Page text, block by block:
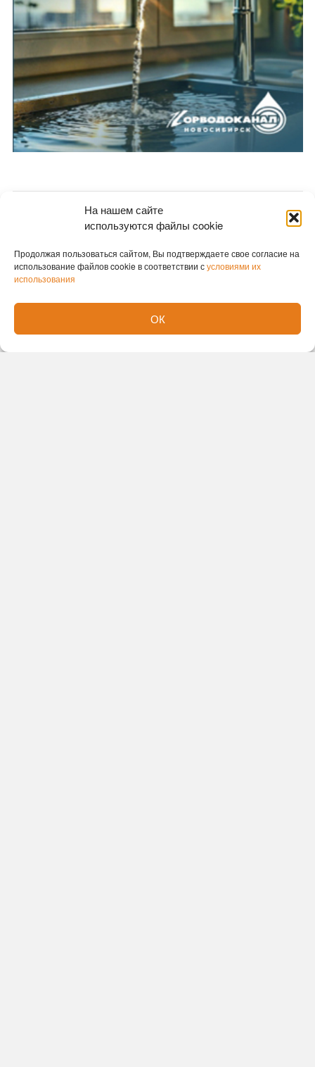
На нашем сайте
используются файлы cookie
Продолжая пользоваться сайтом, Вы подтверждаете свое согласие на
использование файлов cookie в соответствии сусловиями их
использования
ОК
Новости партнеров